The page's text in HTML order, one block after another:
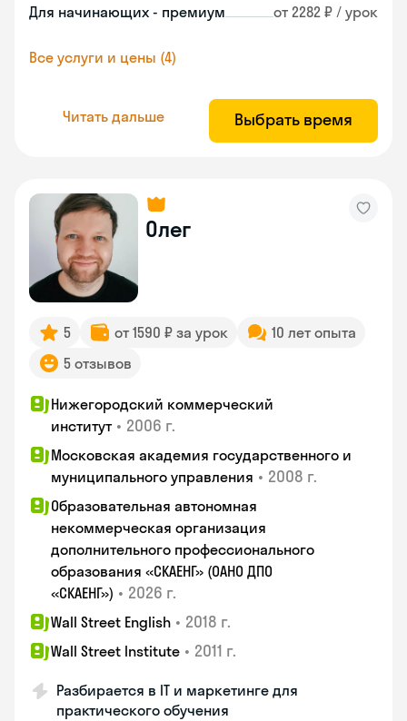
Для начинающих - премиум от 2282 ₽ / урок
Все услуги и цены (4)
Читать дальше Выбрать время
Олег
5 от 1590 ₽ за урок
10 лет опыта
5 отзывов
Нижегородский коммерческий
институт • 2006 г.
Московская академия государственного и
муниципального управления • 2008 г.
Образовательная автономная
некоммерческая организация
дополнительного профессионального
образования «СКАЕНГ» (ОАНО ДПО
«СКАЕНГ») • 2026 г.
Wall Street English • 2018 г.
Wall Street Institute • 2011 г.
Разбирается в IT и маркетинге для
практического обучения